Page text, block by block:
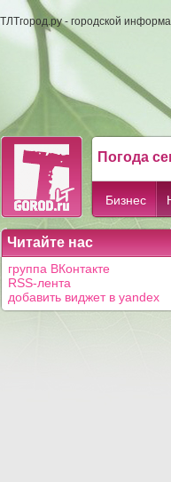
ТЛТгород.ру - городской
Погода
Бизнес
Читайте нас
группа ВКонтакте
RSS-лента
добавить виджет в yandex